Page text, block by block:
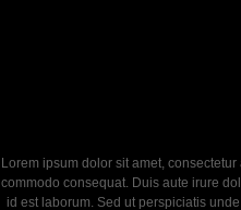
Lorem ipsum dolor sit amet,
commodo consequat. Duis aute irure
id est laborum. Sed ut perspiciatis